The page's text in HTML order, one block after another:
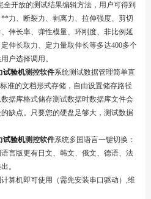
全开放的测试结果编辑方法，用户可得到
力、断裂力、剥离力、拉伸强度、剪切
伸长率、弹性模量、环刚度、非比例延
伸长取力、定力量取伸长等多达400多个
户选择调用。
试验机测控软件系统测试数据管理简单直
准的文档形式存储，自由设置储存路径
据库格式储存测试数据时数据库文件会
缺点。只要您的硬盘足够大，测试数据
试验机测控软件系统多国语言一键切换：
言版更有日文、韩文、俄文、德语、法
。
算机即可使用（需先安装串口驱动）,维